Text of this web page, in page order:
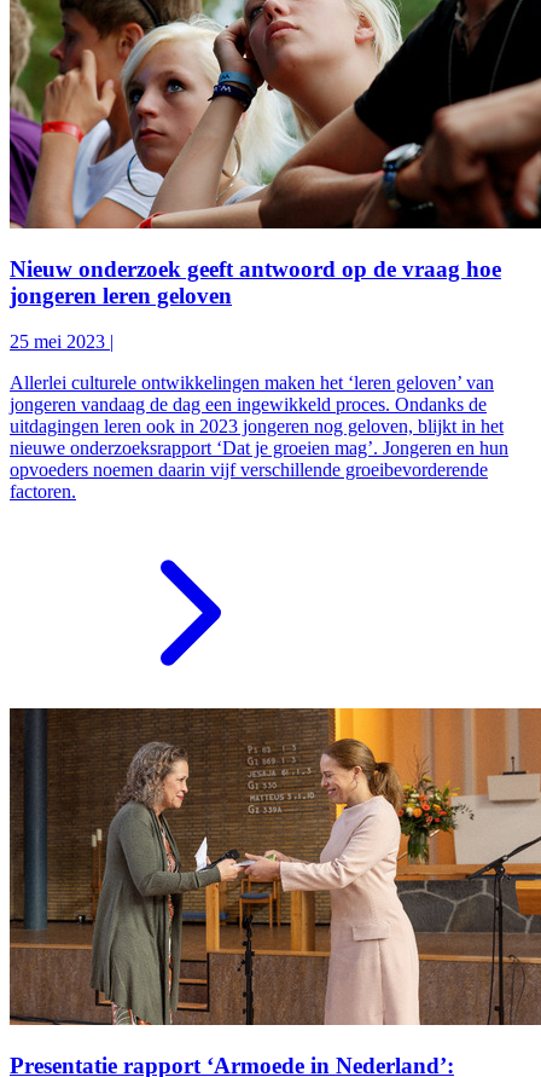
Nieuw onderzoek geeft antwoord op de vraag hoe
jongeren leren geloven
25 mei 2023 |
Allerlei culturele ontwikkelingen maken het ‘leren geloven’ van
jongeren vandaag de dag een ingewikkeld proces. Ondanks de
uitdagingen leren ook in 2023 jongeren nog geloven, blijkt in het
nieuwe onderzoeksrapport ‘Dat je groeien mag’. Jongeren en hun
opvoeders noemen daarin vijf verschillende groeibevorderende
factoren.
Presentatie rapport ‘Armoede in Nederland’: